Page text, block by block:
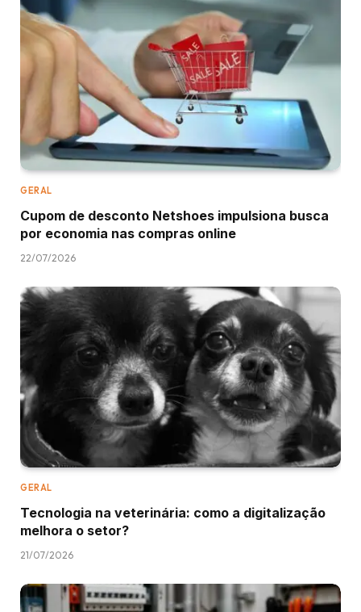
GERAL
Cupom de desconto Netshoes impulsiona busca
por economia nas compras online
22/07/2026
GERAL
Tecnologia na veterinária: como a digitalização
melhora o setor?
21/07/2026